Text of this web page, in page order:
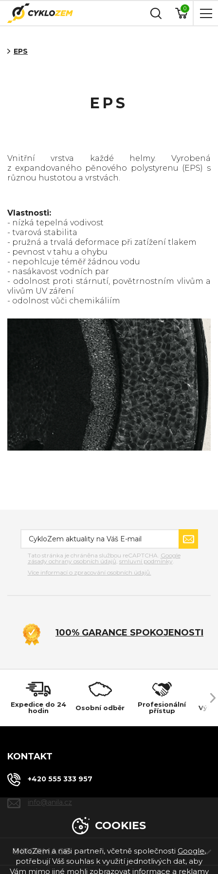
0
EPS
EPS
Vnitřní vrstva každé helmy. Vyrobená
z expandovaného pěnového polystyrenu (EPS) s
různou hustotou a vrstvách.
Vlastnosti:
- nízká tepelná vodivost
- tvarová stabilita
- pružná a trvalá deformace při zatížení tlakem
- pevnost v tahu a ohybu
- nepohlcuje téměř žádnou vodu
- nasákavost vodních par
- odolnost proti stárnutí, povětrnostním vlivům a
vlivům UV záření
- odolnost vůči chemikáliím
Tato stránka je chráněna službou reCAPTCHA. Google
zásady ochrany osobních údajů, smluvní podmínky.
Více informací o zpracování osobních údajů.
100% GARANCE SPOKOJENOSTI
Expedice do 24
hodin
Osobní odběr
Profesionální
přístup
KONTAKT
+420 555 333 957
info@anila.cz
INFORMACE
COOKIES
MotoZem a naši partneři, včetně společnosti Google,
potřebují Váš souhlas k využití jednotlivých dat, aby
Vám mimo jiné mohli zobrazovat informace a reklamy